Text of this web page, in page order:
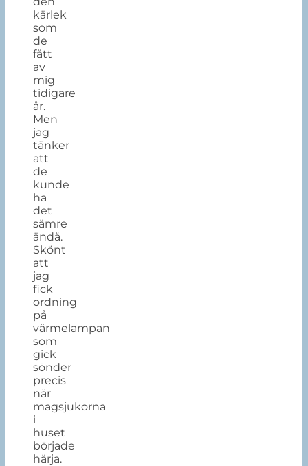
kärlek
som
de
fått
av
mig
tidigare
år.
Men
jag
tänker
att
de
kunde
ha
det
sämre
ändå.
Skönt
att
jag
fick
ordning
på
värmelampan
som
gick
sönder
precis
när
magsjukorna
i
huset
började
härja.